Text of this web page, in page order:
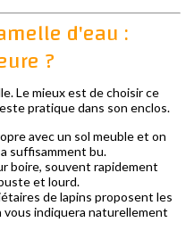
d'eau :
?
Le mieux est de choisir ce
pratique dans son enclos.
avec un sol meuble et on
suffisamment bu.
boire, souvent rapidement
et lourd.
de lapins proposent les
indiquera naturellement